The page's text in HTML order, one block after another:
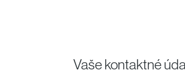
Vaše kontaktné